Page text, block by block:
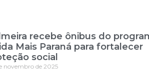
recebe ônibus do
Mais Paraná para fortalecer
social
novembro de 2025